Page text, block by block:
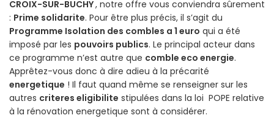
CROIX-SUR-BUCHY, notre offre vous conviendra sûrement
: Prime solidarite. Pour être plus précis, il s’agit du
Programme Isolation des combles a 1 euro qui a été
imposé par les pouvoirs publics. Le principal acteur dans
ce programme n’est autre que comble eco energie.
Apprêtez-vous donc à dire adieu à la précarité
energetique ! Il faut quand même se renseigner sur les
autres criteres eligibilite stipulées dans la loi POPE relative
à la rénovation energetique sont à considérer.